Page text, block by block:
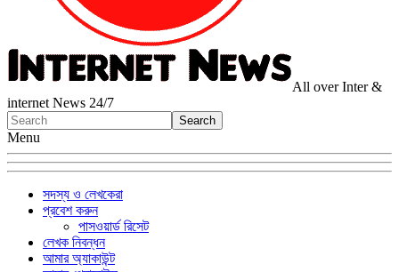
All over Inter &
internet News 24/7
Menu
সদস্য ও লেখকেরা
প্রবেশ করুন
পাসওয়ার্ড রিসেট
লেখক নিবন্ধন
আমার অ্যাকাউন্ট